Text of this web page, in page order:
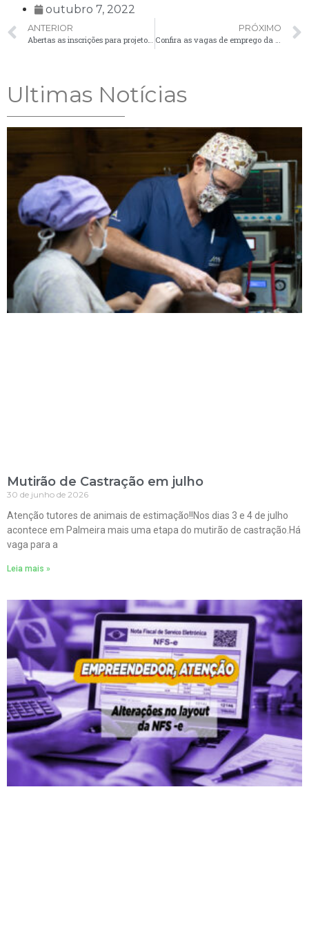
outubro 7, 2022
ANTERIOR
PRÓXIMO
Ultimas Notícias
Mutirão de Castração em julho
30 de junho de 2026
Atenção tutores de animais de estimação!!Nos dias 3 e 4 de julho
acontece em Palmeira mais uma etapa do mutirão de castração.Há
vaga para a
Leia mais »